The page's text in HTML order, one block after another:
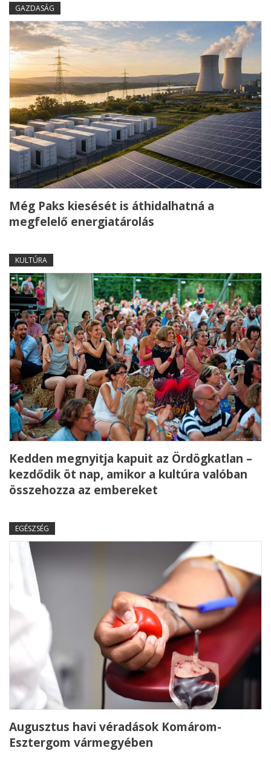
GAZDASÁG
Még Paks kiesését is áthidalhatná a
megfelelő energiatárolás
KULTÚRA
Kedden megnyitja kapuit az Ördögkatlan –
kezdődik öt nap, amikor a kultúra valóban
összehozza az embereket
EGÉSZSÉG
Augusztus havi véradások Komárom-
Esztergom vármegyében